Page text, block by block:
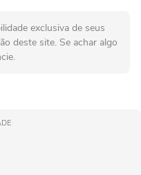
exclusiva de seus
deste site. Se achar algo